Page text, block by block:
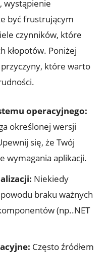
wystąpienie
być frustrującym
czynników, które
kłopotów. Poniżej
które warto
operacyjnego:
określonej wersji
się, że Twój
wymagania aplikacji.
Niekiedy
braku ważnych
(np..NET
Często źródłem